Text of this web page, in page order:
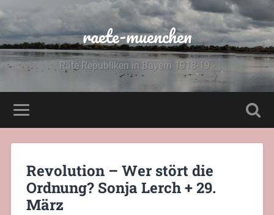
raete-muenchen
Räte-Republiken in Bayern 1918-19 -
Revolution – Wer stört die
Ordnung? Sonja Lerch + 29.
März